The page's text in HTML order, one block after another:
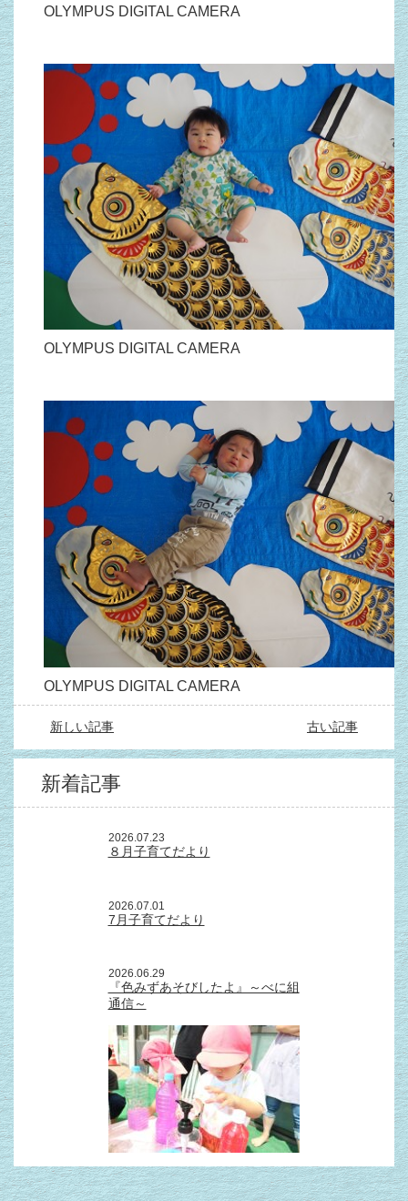
OLYMPUS DIGITAL CAMERA
OLYMPUS DIGITAL CAMERA
OLYMPUS DIGITAL CAMERA
新しい記事 古い記事
新着記事
2026.07.23
８月子育てだより
2026.07.01
7月子育てだより
2026.06.29
『色みずあそびしたよ』～べに組
通信～